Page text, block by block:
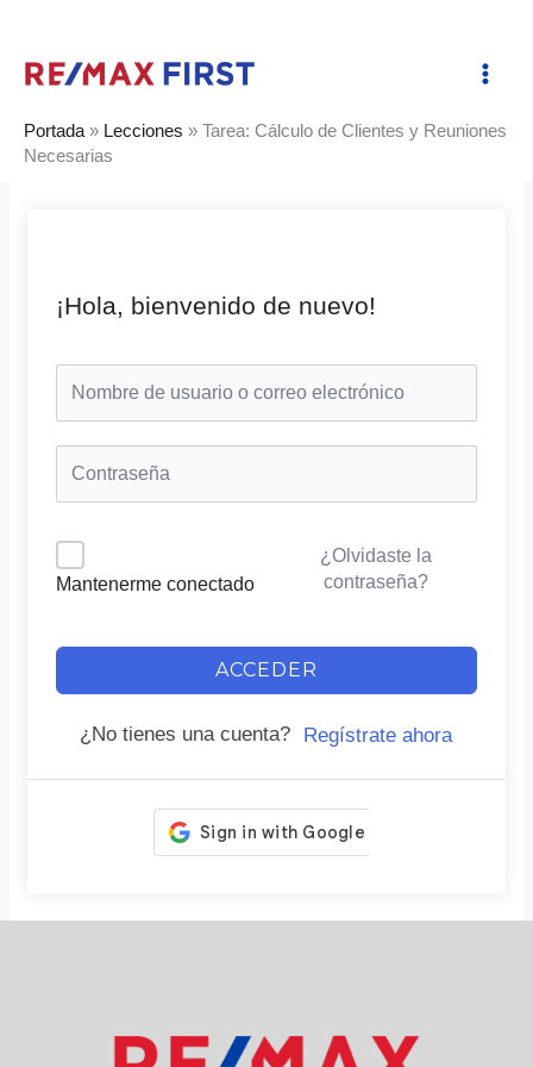
contenido
Portada » Lecciones » Tarea: Cálculo de Clientes y Reuniones
Necesarias
¡Hola, bienvenido de nuevo!
Mantenerme conectado
¿Olvidaste la
contraseña?
ACCEDER
¿No tienes una cuenta? Regístrate ahora